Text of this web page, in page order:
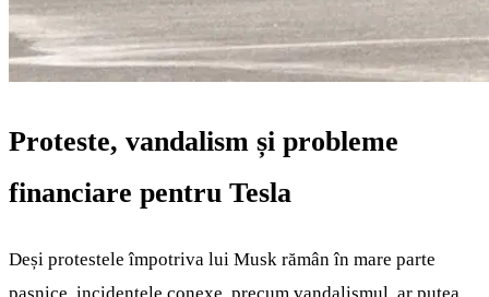
Proteste, vandalism și probleme
financiare pentru Tesla
Deși protestele împotriva lui Musk rămân în mare parte
pașnice, incidentele conexe, precum vandalismul, ar putea